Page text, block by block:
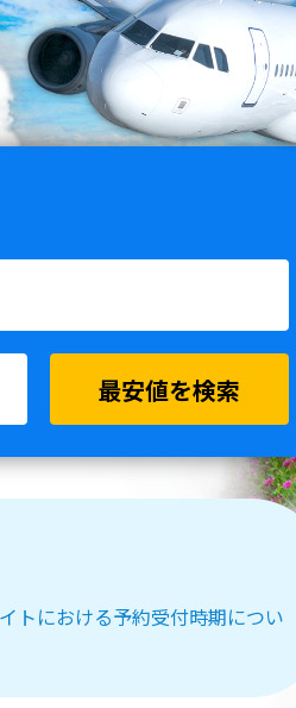
最安値を検索
トにおける予約受付時期につい